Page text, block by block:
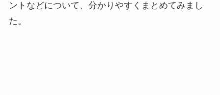
ントなどについて、分かりやすくまとめてみまし
た。